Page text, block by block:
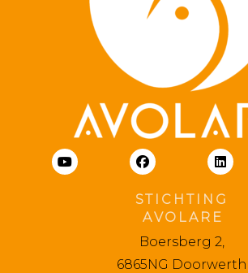
S T I C H T I N G
A V O L A R E
Boersberg 2,
6865NG Doorwerth